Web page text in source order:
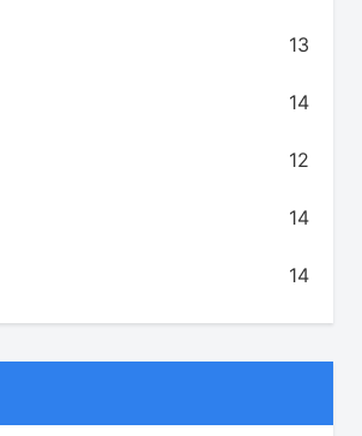
13
14
12
14
14